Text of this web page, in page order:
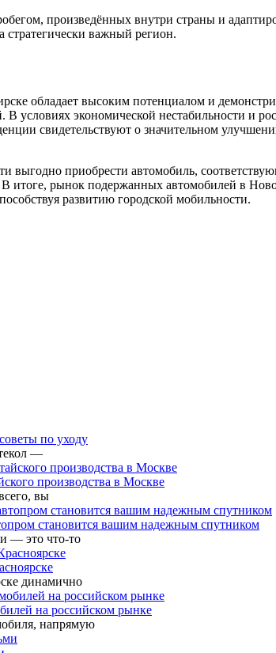
произведённых внутри страны и
стратегически важный регион.
обладает высоким потенциалом и
В условиях экономической нестабильности и
свидетельствуют о значительном
выгодно приобрести автомобиль,
рынок подержанных автомобилей в
развитию городской мобильности.
по уходу
—
производства в Москве
вы
становится вашим надежным спутником
— это что-то
динамично
на российском рынке
напрямую